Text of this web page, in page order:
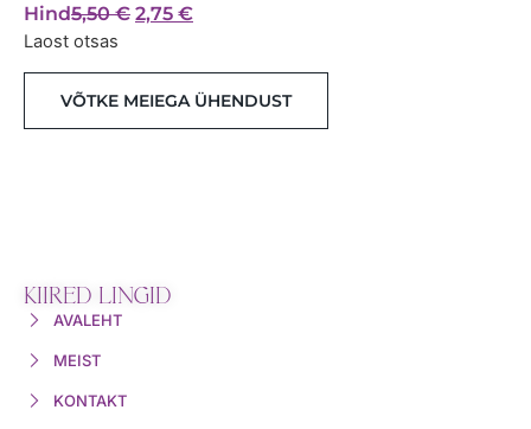
Hind5,50€ 2,75 €
Laost otsas
VÕTKE MEIEGA ÜHENDUST
KIIRED LINGID
AVALEHT
MEIST
KONTAKT